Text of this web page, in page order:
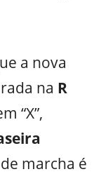
a nova
na R
“X”,
marcha é